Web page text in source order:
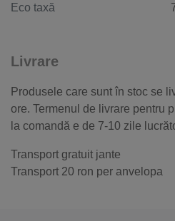
Eco taxă
Livrare
Produsele care sunt în stoc se
ore. Termenul de livrare pentru
la comandă e de 7-10 zile
Transport gratuit jante
Transport 20 ron per anvelopa